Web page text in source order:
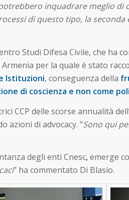
inquadrare meglio di
di questo tipo, la seconda
Studi Difesa Civile, che ha
per la quale è stato
Istituzioni, conseguenza della
di coscienza e non come
CCP delle scorse annualità
azioni di advocacy. “Sono qui
degli enti Cnesc,emerge
” ha commentato Di Blasio.